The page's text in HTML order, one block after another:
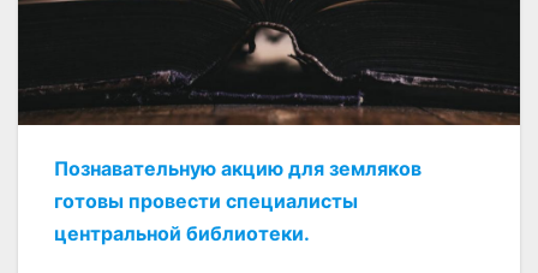
Познавательную акцию для земляков
готовы провести специалисты
центральной библиотеки.